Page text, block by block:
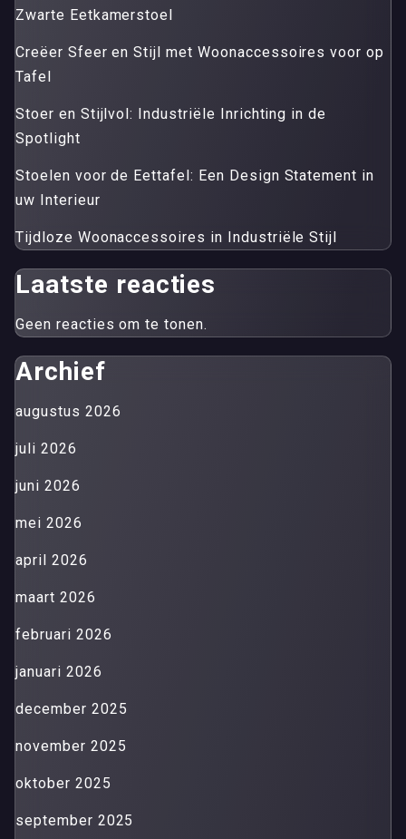
Zwarte Eetkamerstoel
Creëer Sfeer en Stijl met Woonaccessoires voor op
Tafel
Stoer en Stijlvol: Industriële Inrichting in de
Spotlight
Stoelen voor de Eettafel: Een Design Statement in
uw Interieur
Tijdloze Woonaccessoires in Industriële Stijl
Laatste reacties
Geen reacties om te tonen.
Archief
augustus 2026
juli 2026
juni 2026
mei 2026
april 2026
maart 2026
februari 2026
januari 2026
december 2025
november 2025
oktober 2025
september 2025